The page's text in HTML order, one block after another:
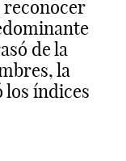
reconocer
de la
la
los índices